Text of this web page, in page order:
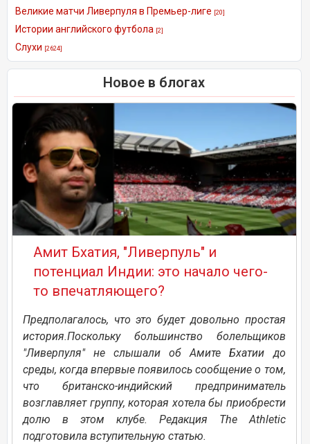
Великие матчи Ливерпуля в Премьер-лиге [20]
Истории английского футбола [2]
Слухи [2624]
Новое в блогах
Амит Бхатия, "Ливерпуль" и
потенциал Индии: это начало чего-
то впечатляющего?
Предполагалось, что это будет довольно простая
история.Поскольку большинство болельщиков
"Ливерпуля" не слышали об Амите Бхатии до
среды, когда впервые появилось сообщение о том,
что британско-индийский предприниматель
возглавляет группу, которая хотела бы приобрести
долю в этом клубе. Редакция The Athletic
подготовила вступительную статью.